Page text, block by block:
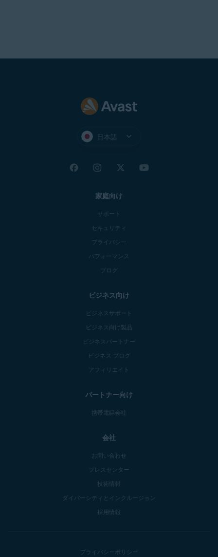
日本語
家庭向け
サポート
セキュリティ
プライバシー
パフォーマンス
ブログ
ビジネス向け
ビジネスサポート
ビジネス向け製品
ビジネスパートナー
ビジネス ブログ
アフィリエイト
パートナー向け
携帯電話会社
会社
お問い合わせ
プレスセンター
技術情報
ダイバーシティとインクルージョン
採用情報
プライバシーポリシー